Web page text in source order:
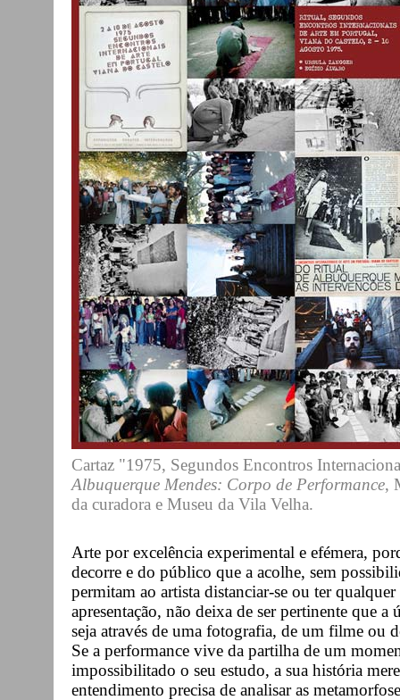
Cartaz "1975, Segundos Encontros
Albuquerque Mendes: Corpo de Performance,
da curadora e Museu da Vila Velha.
Arte por excelência experimental e efémera,
decorre e do público que a acolhe, sem
permitam ao artista distanciar-se ou ter
apresentação, não deixa de ser pertinente que
seja através de uma fotografia, de um filme ou
Se a performance vive da partilha de um
impossibilitado o seu estudo, a sua história
entendimento precisa de analisar as